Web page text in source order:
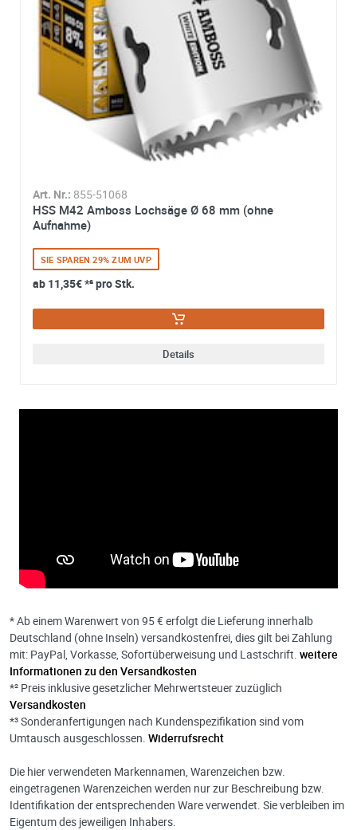
Kontaktformular zur Beantwortung meiner Anfrage
und verarbeitet werden. Die Daten werden nach
abgeschlossener Bearbeitung Ihrer Anfrage gelöscht. Sie
können Ihre Einwilligung jederzeit für die Zukunft per E-
widerrufen. Detaillierte Informationen zum Umgang mit
Nutzerdaten finden Sie in unserer
Datenschutzerklärung
Art. Nr.: 855-51068
HSS M42 Amboss Lochsäge Ø 68 mm (ohne
Aufnahme)
SIE SPAREN 29% ZUM UVP
ab 11,35€*² pro Stk.
Details
* Ab einem Warenwert von 95 € erfolgt die Lieferung innerhalb
Deutschland (ohne Inseln) versandkostenfrei, dies gilt bei Zahlung
mit: PayPal, Vorkasse, Sofortüberweisung und Lastschrift. weitere
Informationen zu den Versandkosten
*² Preis inklusive gesetzlicher Mehrwertsteuer zuzüglich
Versandkosten
*³ Sonderanfertigungen nach Kundenspezifikation sind vom
Umtausch ausgeschlossen. Widerrufsrecht
Die hier verwendeten Markennamen, Warenzeichen bzw.
eingetragenen Warenzeichen werden nur zur Beschreibung bzw.
Identifikation der entsprechenden Ware verwendet. Sie verbleiben im
Eigentum des jeweiligen Inhabers.